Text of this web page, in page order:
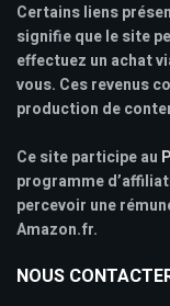
Certains liens
signifie que le site
effectuez un achat
vous. Ces revenus
production de
Ce site participe au
programme
percevoir une
Amazon.fr.
NOUS